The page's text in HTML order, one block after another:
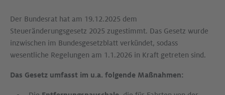
Der Bundesrat hat am 19.12.2025 dem
Steueränderungsgesetz 2025 zugestimmt. Das Gesetz wurde
inzwischen im Bundesgesetzblatt verkündet, sodass
wesentliche Regelungen am 1.1.2026 in Kraft getreten sind.
Das Gesetz umfasst im u.a. folgende Maßnahmen: